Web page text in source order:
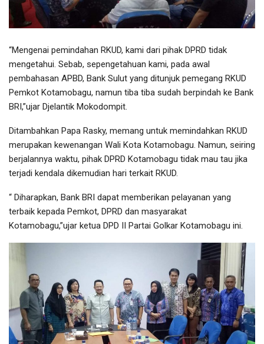
“Mengenai pemindahan RKUD, kami dari pihak DPRD tidak
mengetahui. Sebab, sepengetahuan kami, pada awal
pembahasan APBD, Bank Sulut yang ditunjuk pemegang RKUD
Pemkot Kotamobagu, namun tiba tiba sudah berpindah ke Bank
BRI,”ujar Djelantik Mokodompit.
Ditambahkan Papa Rasky, memang untuk memindahkan RKUD
merupakan kewenangan Wali Kota Kotamobagu. Namun, seiring
berjalannya waktu, pihak DPRD Kotamobagu tidak mau tau jika
terjadi kendala dikemudian hari terkait RKUD.
“ Diharapkan, Bank BRI dapat memberikan pelayanan yang
terbaik kepada Pemkot, DPRD dan masyarakat
Kotamobagu,”ujar ketua DPD II Partai Golkar Kotamobagu ini.